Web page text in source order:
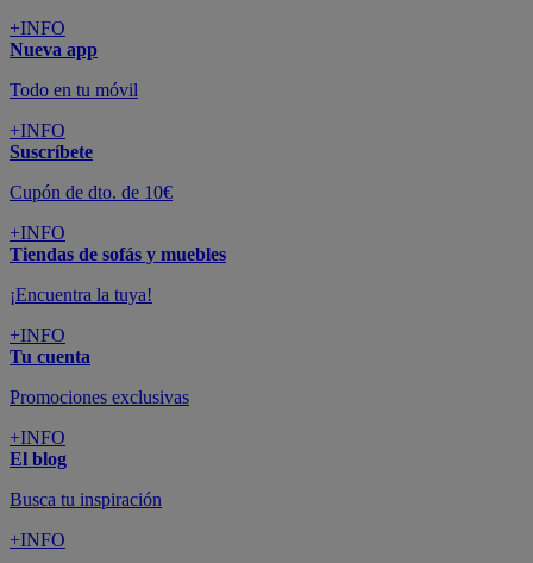
+INFO
Nueva app
Todo en tu móvil
+INFO
Suscríbete
Cupón de dto. de 10€
+INFO
Tiendas de sofás y muebles
¡Encuentra la tuya!
+INFO
Tu cuenta
Promociones exclusivas
+INFO
El blog
Busca tu inspiración
+INFO